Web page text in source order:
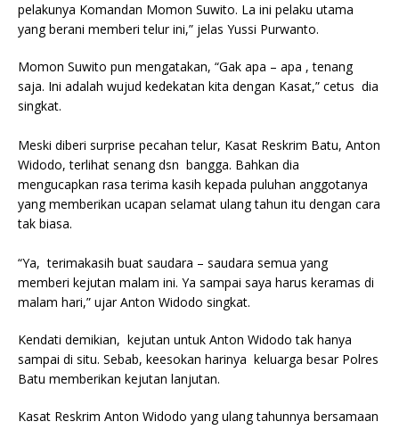
pelakunya Komandan Momon Suwito. La ini pelaku utama
yang berani memberi telur ini,” jelas Yussi Purwanto.
Momon Suwito pun mengatakan, “Gak apa – apa , tenang
saja. Ini adalah wujud kedekatan kita dengan Kasat,” cetus dia
singkat.
Meski diberi surprise pecahan telur, Kasat Reskrim Batu, Anton
Widodo, terlihat senang dsn bangga. Bahkan dia
mengucapkan rasa terima kasih kepada puluhan anggotanya
yang memberikan ucapan selamat ulang tahun itu dengan cara
tak biasa.
“Ya, terimakasih buat saudara – saudara semua yang
memberi kejutan malam ini. Ya sampai saya harus keramas di
malam hari,” ujar Anton Widodo singkat.
Kendati demikian, kejutan untuk Anton Widodo tak hanya
sampai di situ. Sebab, keesokan harinya keluarga besar Polres
Batu memberikan kejutan lanjutan.
Kasat Reskrim Anton Widodo yang ulang tahunnya bersamaan